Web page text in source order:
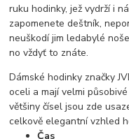
ruku hodinky, jež vydrží i
zapomenete deštník,
neuškodí jim ledabylé
no vždyť to znáte.
Dámské hodinky značky
oceli a mají velmi
většiny čísel jsou zde
celkově elegantní vzhled
Čas